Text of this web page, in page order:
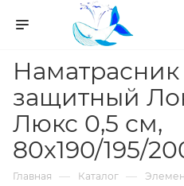
Наматрасник
защитный
Люкс 0,5 см,
80х190/195/
Главная — Каталог —